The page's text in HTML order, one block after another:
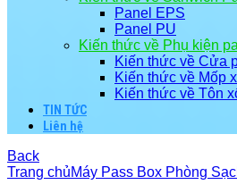
Panel EPS
Panel PU
Kiến thức về Phụ kiện
Kiến thức về Cửa
Kiến thức về Mốp
Kiến thức về Tôn
TIN TỨC
Liên hệ
Back
Trang chủMáy Pass Box Phòng